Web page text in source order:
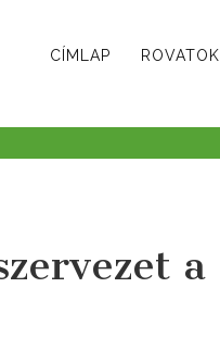
CÍMLAP ROVATOK
a